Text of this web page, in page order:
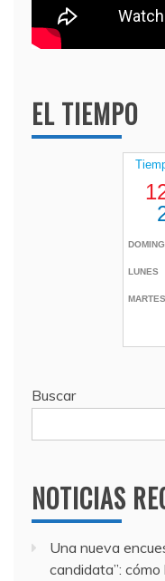
EL TIEMPO
Buscar
NOTICIAS
Una nueva
candidata”: